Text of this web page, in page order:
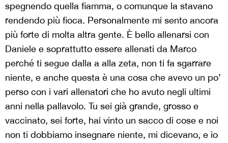
spegnendo quella fiamma, o comunque la stavano
rendendo più fioca. Personalmente mi sento ancora
più forte di molta altra gente. È bello allenarsi con
Daniele e soprattutto essere allenati da Marco
perché ti segue dalla a alla zeta, non ti fa sgarrare
niente, e anche questa è una cosa che avevo un po’
perso con i vari allenatori che ho avuto negli ultimi
anni nella pallavolo. Tu sei già grande, grosso e
vaccinato, sei forte, hai vinto un sacco di cose e noi
non ti dobbiamo insegnare niente, mi dicevano, e io